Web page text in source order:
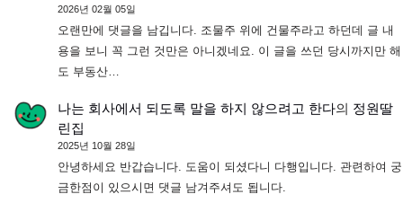
2026년 02월 05일
오랜만에 댓글을 남깁니다. 조물주 위에 건물주라고 하던데 글 내
용을 보니 꼭 그런 것만은 아니겠네요. 이 글을 쓰던 당시까지만 해
도 부동산…
나는 회사에서 되도록 말을 하지 않으려고 한다의 정원딸
린집
2025년 10월 28일
안녕하세요 반갑습니다. 도움이 되셨다니 다행입니다. 관련하여 궁
금한점이 있으시면 댓글 남겨주셔도 됩니다.